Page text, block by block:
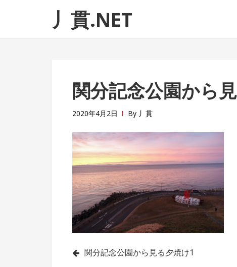
ゲ
テ丿貫.NET
関分記念公園から
2020年4月2日 By 丿貫
投関分記念公園から見る夕焼け1